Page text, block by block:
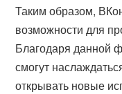
Таким образом,
возможности для
Благодаря данной
смогут
открывать новые